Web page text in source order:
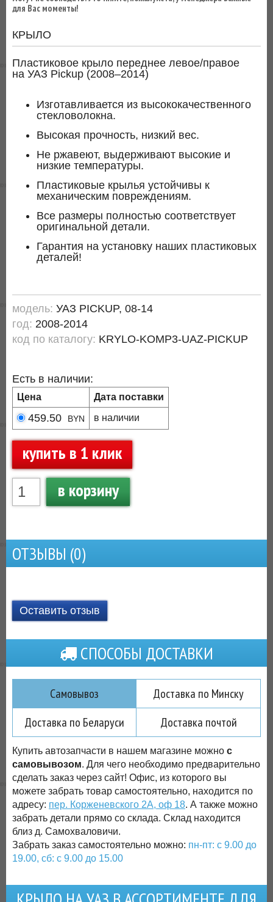
для Вас моменты!
КРЫЛО
Пластиковое крыло переднее левое/правое
на УАЗ Pickup (2008–2014)
Изготавливается из высококачественного
стекловолокна.
Высокая прочность, низкий вес.
Не ржавеют, выдерживают высокие и
низкие температуры.
Пластиковые крылья устойчивы к
механическим повреждениям.
Все размеры полностью соответствует
оригинальной детали.
Гарантия на установку наших пластиковых
деталей!
модель: УАЗ PICKUP, 08-14
год: 2008-2014
код по каталогу: KRYLO-KOMP3-UAZ-PICKUP
Есть в наличии:
Цена Дата поставки
459.50 BYN в наличии
купить в 1 клик
в корзину
ОТЗЫВЫ (0)
Оставить отзыв
СПОСОБЫ ДОСТАВКИ
Самовывоз
Доставка по Минску
Доставка по Беларуси
Доставка почтой
Купить автозапчасти в нашем магазине можно с
самовывозом. Для чего необходимо предварительно
сделать заказ через сайт! Офис, из которого вы
можете забрать товар самостоятельно, находится по
адресу: пер. Корженевского 2А, оф 18. А также можно
забрать детали прямо со склада. Склад находится
близ д. Самохваловичи.
Забрать заказ самостоятельно можно: пн-пт: с 9.00 до
19.00, сб: с 9.00 до 15.00